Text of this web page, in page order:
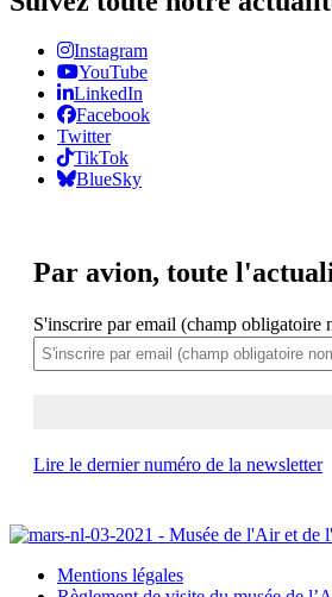
Instagram
YouTube
LinkedIn
Facebook
Twitter
TikTok
BlueSky
Par avion, toute
S'inscrire par email (champ obligatoire
Lire le dernier numéro de la newsletter
Mentions légales